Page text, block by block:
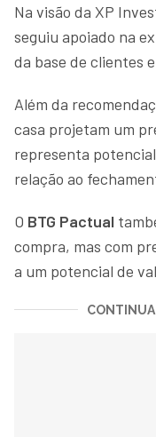
Na visão da XP
seguiu apoiado na
da base de clientes
Além da
casa projetam um
representa
relação ao
O BTG Pactual
compra, mas com
a um potencial de
CONTINUA